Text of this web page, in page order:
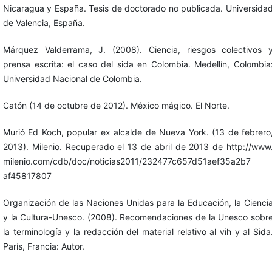
Nicaragua y España. Tesis de doctorado no publicada.
de Valencia, España.
Márquez Valderrama, J. (2008). Ciencia, riesgos colectivos
prensa escrita: el caso del sida en Colombia. Medellín,
Universidad Nacional de Colombia.
Catón (14 de octubre de 2012). México mágico. El Norte.
Murió Ed Koch, popular ex alcalde de Nueva York. (13 de
2013). Milenio. Recuperado el 13 de abril de 2013 de http://
milenio.com/cdb/doc/noticias2011/232477c657d51aef35a2b7
af45817807
Organización de las Naciones Unidas para la Educación, la
y la Cultura-Unesco. (2008). Recomendaciones de la Unesco
la terminología y la redacción del material relativo al vih y al
París, Francia: Autor.